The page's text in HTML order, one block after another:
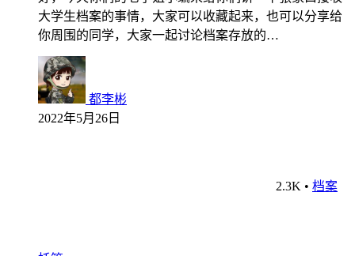
大学生档案的事情，大家可以收藏起来，也可以分享给
你周围的同学，大家一起讨论档案存放的…
都李彬
2022年5月26日
2.3K • 档案